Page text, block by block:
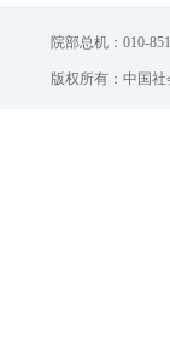
院部总机：010-
版权所有：中国